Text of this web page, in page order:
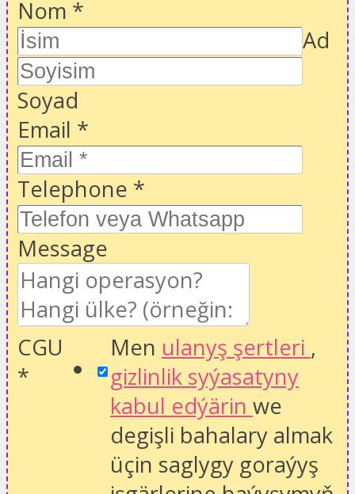
Nom *
Ad
Soyad
Email *
Telephone *
Message
CGU
*
Men ulanyş şertleri ,
gizlinlik syýasatyny
kabul edýärin we
degişli bahalary almak
üçin saglygy goraýyş